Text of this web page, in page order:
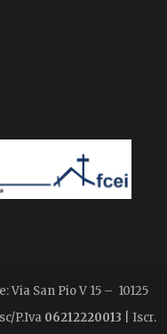
San Pio V 15 – 10125
P.Iva 06212220013 | Iscr.